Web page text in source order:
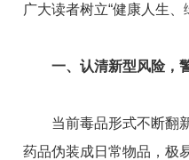
广大读者树立“健康人生、
一、认清新型风险，
当前毒品形式不断翻
药品伪装成日常物品，极